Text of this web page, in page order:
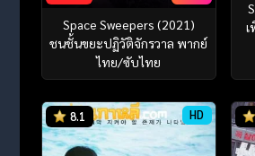
Space Sweepers (2021)
ชนชั้นขยะปฏิวัติจักรวาล พากย์
ไทย/ซับไทย
8.1 HD